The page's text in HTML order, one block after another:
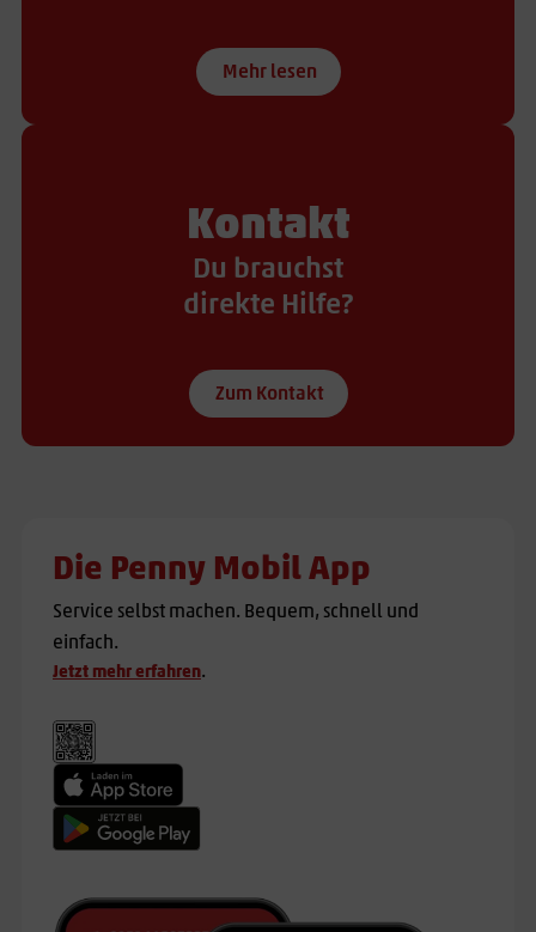
Mehr lesen
Kontakt
Du brauchst
direkte Hilfe?
Zum Kontakt
Die Penny Mobil App
Service selbst machen. Bequem, schnell und
einfach.
Jetzt mehr erfahren.